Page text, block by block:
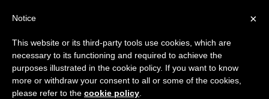
×
Notice
This website or its third-party tools use cookies, which are
necessary to its functioning and required to achieve the
purposes illustrated in the cookie policy. If you want to know
more or withdraw your consent to all or some of the cookies,
please refer to the cookie policy